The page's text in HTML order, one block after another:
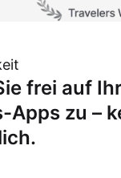
frei auf
Apps zu –